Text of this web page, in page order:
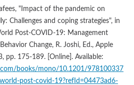
"Impact of the pandemic on
Challenges and coping strategies", in
Post-COVID-19: Management
Change, R. Joshi, Ed., Apple
pp. 175-189. [Online]. Available:
books/mono/10.1201/978100337
post-covid-19?refId=04473ad6-